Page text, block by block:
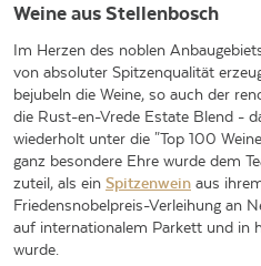
Weine aus Stellenbosch
Im Herzen des noblen
von absoluter Spitzenqualität
bejubeln die Weine, so auch der
die Rust-en-Vrede Estate Blend -
wiederholt unter die "Top 100
ganz besondere Ehre wurde dem
zuteil, als ein Spitzenwein aus
Friedensnobelpreis-Verleihung an
auf internationalem Parkett und in
wurde.